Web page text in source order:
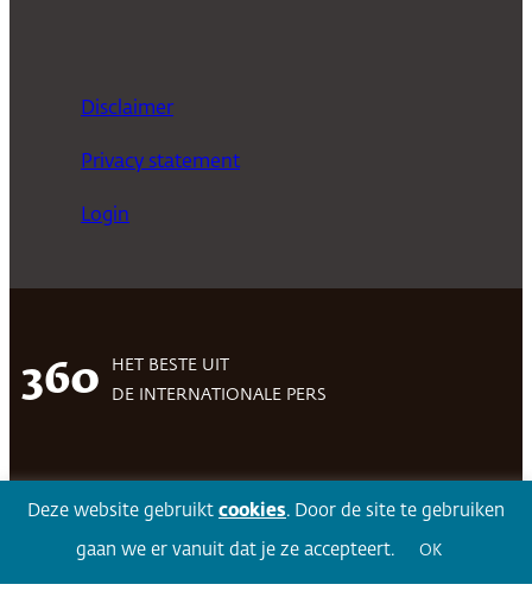
Disclaimer
Privacy statement
Login
360
HET BESTE UIT
DE INTERNATIONALE PERS
Volg 360Facebook LinkedIn Twitter
Deze website gebruikt cookies. Door de site te gebruiken
gaan we er vanuit dat je ze accepteert. OK